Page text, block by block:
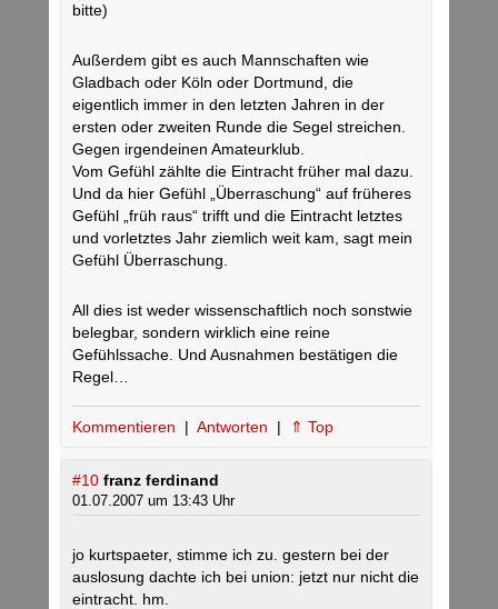
bitte)
Außerdem gibt es auch Mannschaften wie
Gladbach oder Köln oder Dortmund, die
eigentlich immer in den letzten Jahren in der
ersten oder zweiten Runde die Segel streichen.
Gegen irgendeinen Amateurklub.
Vom Gefühl zählte die Eintracht früher mal dazu.
Und da hier Gefühl „Überraschung“ auf früheres
Gefühl „früh raus“ trifft und die Eintracht letztes
und vorletztes Jahr ziemlich weit kam, sagt mein
Gefühl Überraschung.
All dies ist weder wissenschaftlich noch sonstwie
belegbar, sondern wirklich eine reine
Gefühlssache. Und Ausnahmen bestätigen die
Regel…
Kommentieren | Antworten | ⇑ Top
#10 franz ferdinand
01.07.2007 um 13:43 Uhr
jo kurtspaeter, stimme ich zu. gestern bei der
auslosung dachte ich bei union: jetzt nur nicht die
eintracht. hm.